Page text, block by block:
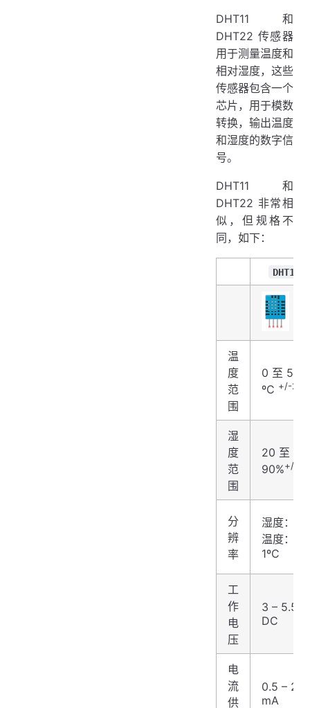
DHT11 和
DHT22 传感器
用于测量温度和
相对湿度，这些
传感器包含一个
芯片，用于模数
转换，输出温度
和湿度的数字信
号。
DHT11 和
DHT22 非常相
似，但规格不
同，如下：
DHT11
温
度
范
围
0 至 50
ºC +/-2ºC
湿
度
范
围
20 至
90%+/-
分
辨
率
湿度：1%
温度：
1ºC
工
作
电
压
3 – 5.5 V
DC
电
流
供
0.5 – 2.5
mA